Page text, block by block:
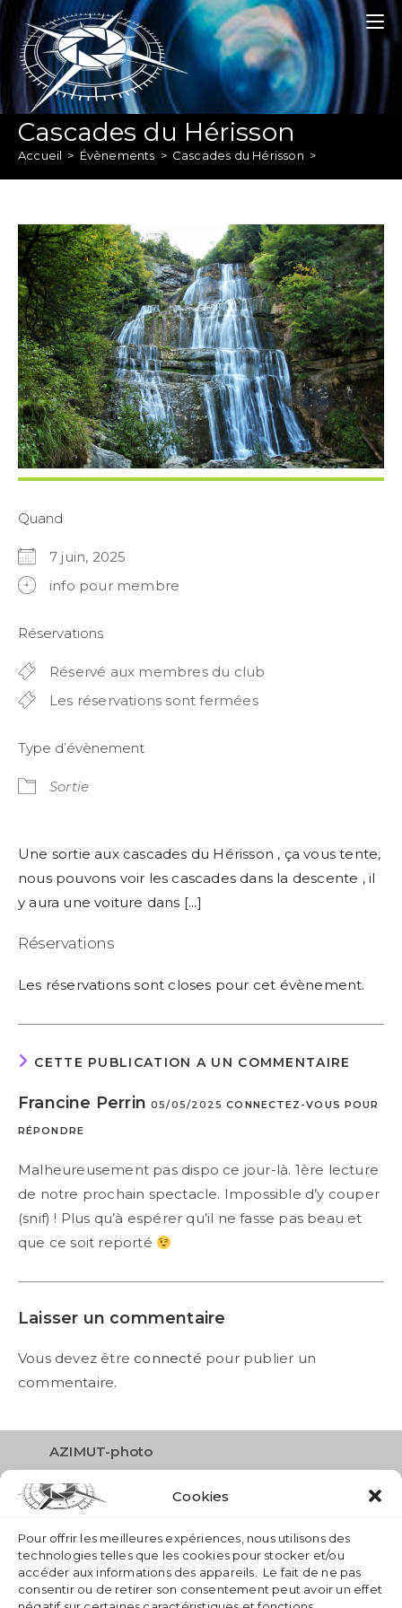
Cookies
Pour offrir les meilleures expériences, nous utilisons des
technologies telles que les cookies pour stocker et/ou
accéder aux informations des appareils. Le fait de ne pas
consentir ou de retirer son consentement peut avoir un effet
Skip
content
Cascades du Hérisson
Accueil > Évènements > Cascades du Hérisson >
Quand
7 juin, 2025
info pour membre
Réservations
Réservé aux membres du club
Les réservations sont fermées
Type d’évènement
Sortie
Une sortie aux cascades du Hérisson , ça vous tente,
nous pouvons voir les cascades dans la descente , il
y aura une voiture dans [...]
Réservations
Les réservations sont closes pour cet évènement.
CETTE PUBLICATION A UN COMMENTAIRE
Francine Perrin 05/05/2025 CONNECTEZ-VOUS POUR
RÉPONDRE
Malheureusement pas dispo ce jour-là. 1ère lecture
de notre prochain spectacle. Impossible d’y couper
(snif) ! Plus qu’à espérer qu’il ne fasse pas beau et
que ce soit reporté
Laisser un commentaire
Vous devez être connecté pour publier un
commentaire.
AZIMUT-photo
Route des Narcisses 26
1833 Les Avants